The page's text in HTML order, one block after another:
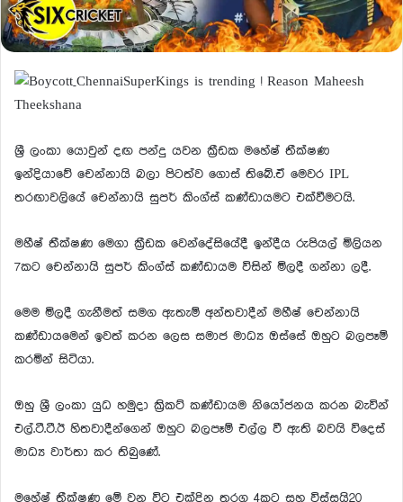
ශ්‍රී ලංකා යොවුන් දඟ පන්දු යවන ක්‍රීඩක මහේෂ් තීක්ෂණ
ඉන්දියාවේ චෙන්නායි බලා පිටත්ව ගොස් තිබේ.ඒ මෙවර IPL
තරඟාවලියේ චෙන්නායි සුපර් කිංග්ස් කණ්ඩායමට එක්වීමටයි.
මහීෂ් තීක්ෂණ මෙගා ක්‍රීඩක වෙන්දේසියේදී ඉන්දීය රුපියල් මිලියන
7කට චෙන්නායි සුපර් කිංග්ස් කණ්ඩායම විසින් මිලදී ගන්නා ලදී.
මෙම මිලදී ගැනීමත් සමග ඇතැම් අන්තවාදීන් මහීෂ් චෙන්නායි
කණ්ඩායමෙන් ඉවත් කරන ලෙස සමාජ මාධ්‍ය ඔස්සේ ඔහුට බලපෑම්
කරමින් සිටියා.
ඔහු ශ්‍රී ලංකා යුධ හමුදා ක්‍රිකට් කණ්ඩායම නියෝජනය කරන බැවින්
එල්.ටී.ටී.ඊ හිතවාදීන්ගෙන් ඔහුට බලපෑම් එල්ල වී ඇති බවයි විදෙස්
මාධ්‍ය වාර්තා කර තිබුණේ.
මහේෂ් තීක්ෂණ මේ වන විට එක්දින තරග 4කට සහ විස්සයි20